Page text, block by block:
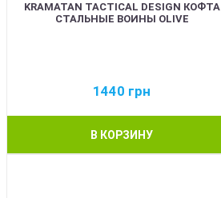
KRAMATAN TACTICAL DESIGN КОФТА
СТАЛЬНЫЕ ВОИНЫ OLIVE
1440 грн
В КОРЗИНУ